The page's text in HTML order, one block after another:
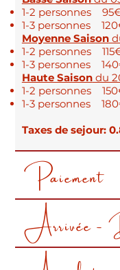
Studio Parme –
séjours
→ Spacieux,
→ Cuisine
→ Situé dans la
calme
→ Séjour de
s’adapte
pour
1-2 personnes
1-3 personnes
Moyenne Saison
1-2 personnes
1-3 personnes
Haute Saisondu
1-2 personnes
1-3 personnes
Taxes de sejour:
Paiement
Arrivée -